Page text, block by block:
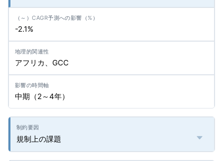
-2.1%
アフリカ、GCC
中期（2～4年）
規制上の課題